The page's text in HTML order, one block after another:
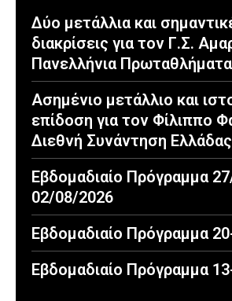
Δύο μετάλλια και
διακρίσεις για τον Γ.Σ.
Πανελλήνια
Ασημένιο μετάλλιο και
επίδοση για τον Φίλιππο
Διεθνή Συνάντηση
Εβδομαδιαίο Πρόγραμμα
02/08/2026
Εβδομαδιαίο Πρόγραμμα
Εβδομαδιαίο Πρόγραμμα